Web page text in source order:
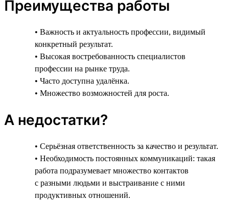
Преимущества работы
• Важность и актуальность профессии, видимый
конкретный результат.
• Высокая востребованность специалистов
профессии на рынке труда.
• Часто доступна удалёнка.
• Множество возможностей для роста.
А недостатки?
• Серьёзная ответственность за качество и результат.
• Необходимость постоянных коммуникаций: такая
работа подразумевает множество контактов
с разными людьми и выстраивание с ними
продуктивных отношений.